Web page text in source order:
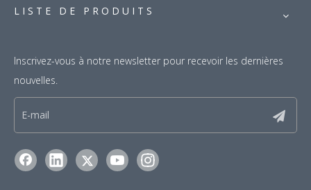
LISTE DE PRODUITS
Inscrivez-vous à notre newsletter pour recevoir les dernières
nouvelles.